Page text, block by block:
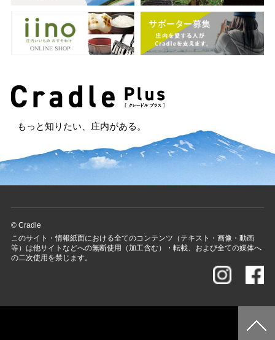
もっと知りたい、庄内がある。
© Cradle
このサイト・情報紙面における全てのコンテンツ（テキスト・画像・動画
等）は他サイトなどへの無断使用（加工含む）・転載、および全ての媒体へ
の二次使用を禁じます。